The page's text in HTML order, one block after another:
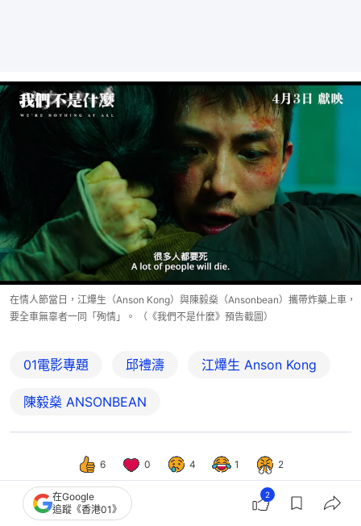
在情人節當日，江𤒹生（Anson Kong）與陳毅燊（Ansonbean）攜帶炸藥上車，
要全車無辜者一同「殉情」。 （《我們不是什麼》預告截圖）
01電影專題 邱禮濤 江𤒹生 Anson Kong
陳毅燊 ANSONBEAN
6 0 4 1 2
在Google
追蹤《香港01》
2